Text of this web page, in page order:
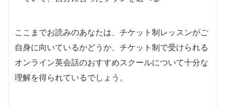
ここまでお読みのあなたは、チケット制レッスンがご
自身に向いているかどうか、チケット制で受けられる
オンライン英会話のおすすめスクールについて十分な
理解を得られているでしょう。